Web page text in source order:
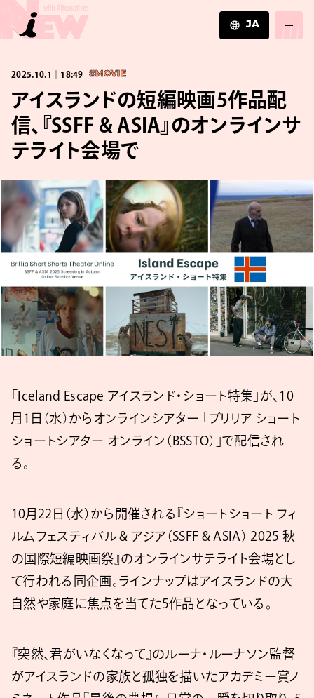
JA
ZH
2025.10.1｜18:49 #MOVIE
アイスランドの短編映画5作品配
信、『SSFF & ASIA』のオンラインサ
テライト会場で
「Iceland Escape アイスランド・ショート特集」が、10
月1日（水）からオンラインシアター 「ブリリア ショート
ショートシアター オンライン（BSSTO）」で配信され
る。
10月22日（水）から開催される『ショートショート フィ
ルムフェスティバル & アジア（SSFF & ASIA） 2025 秋
の国際短編映画祭』のオンラインサテライト会場とし
て行われる同企画。ラインナップはアイスランドの大
自然や家庭に焦点を当てた5作品となっている。
『突然、君がいなくなって』のルーナ・ルーナソン監督
がアイスランドの家族と孤独を描いたアカデミー賞ノ